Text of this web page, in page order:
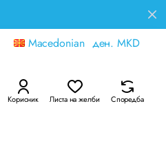
Macedonian ден. MKD
Корисник Листа на желби Споредба